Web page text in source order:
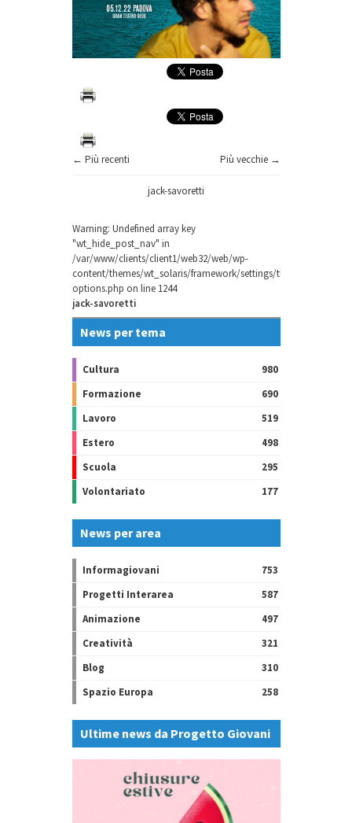
← Più recenti Più vecchie →
jack-savoretti
Warning: Undefined array key
"wt_hide_post_nav" in
/var/www/clients/client1/web32/web/wp-
content/themes/wt_solaris/framework/settings/theme-
options.php on line 1244
jack-savoretti
News per tema
Cultura
980
Formazione
690
Lavoro
519
Estero
498
Scuola
295
Volontariato
177
News per area
Informagiovani
753
Progetti Interarea
587
Animazione
497
Creatività
321
Blog
310
Spazio Europa
258
Ultime news da Progetto Giovani